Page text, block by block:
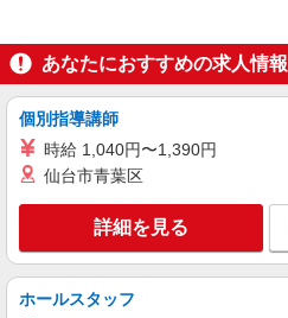
あなたにおすすめの求人情報
個別指導講師
時給 1,040円〜1,390円
仙台市青葉区
詳細を見る
ホールスタッフ